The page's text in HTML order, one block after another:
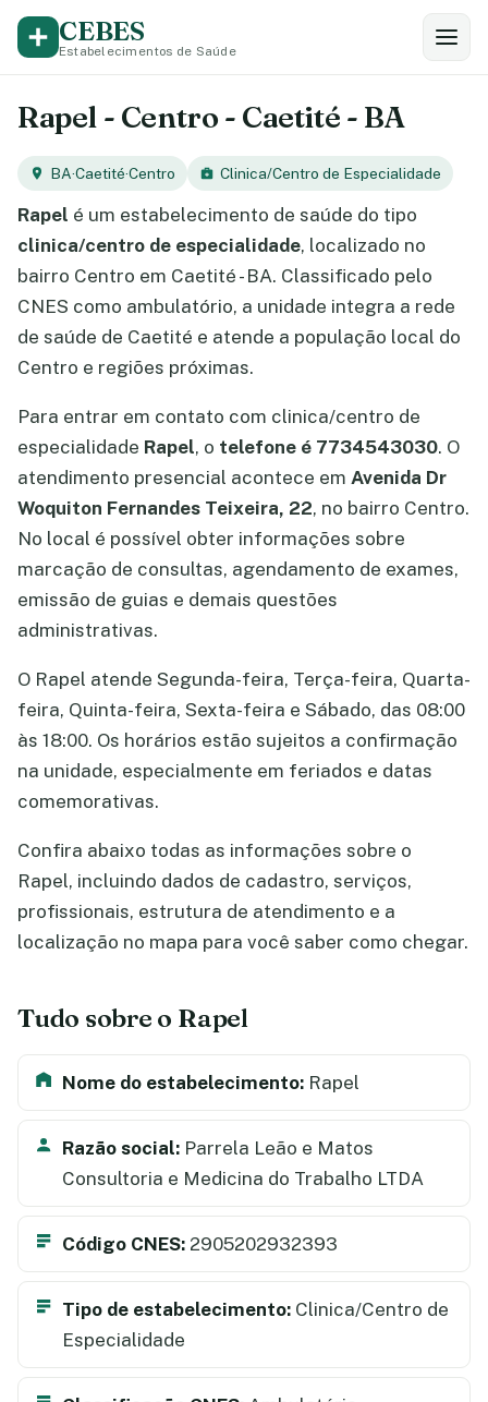
CEBES
Estabelecimentos de Saúde
Rapel - Centro - Caetité - BA
BA·Caetité·Centro Clinica/Centro de Especialidade
Rapel é um estabelecimento de saúde do tipo
clinica/centro de especialidade, localizado no
bairro Centro em Caetité - BA. Classificado pelo
CNES como ambulatório, a unidade integra a rede
de saúde de Caetité e atende a população local do
Centro e regiões próximas.
Para entrar em contato com clinica/centro de
especialidade Rapel, o telefone é 7734543030. O
atendimento presencial acontece em Avenida Dr
Woquiton Fernandes Teixeira, 22, no bairro Centro.
No local é possível obter informações sobre
marcação de consultas, agendamento de exames,
emissão de guias e demais questões
administrativas.
O Rapel atende Segunda-feira, Terça-feira, Quarta-
feira, Quinta-feira, Sexta-feira e Sábado, das 08:00
às 18:00. Os horários estão sujeitos a confirmação
na unidade, especialmente em feriados e datas
comemorativas.
Confira abaixo todas as informações sobre o
Rapel, incluindo dados de cadastro, serviços,
profissionais, estrutura de atendimento e a
localização no mapa para você saber como chegar.
Tudo sobre o Rapel
Nome do estabelecimento: Rapel
Razão social: Parrela Leão e Matos
Consultoria e Medicina do Trabalho LTDA
Código CNES: 2905202932393
Tipo de estabelecimento: Clinica/Centro de
Especialidade